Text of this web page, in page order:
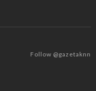
Follow @gazetaknn